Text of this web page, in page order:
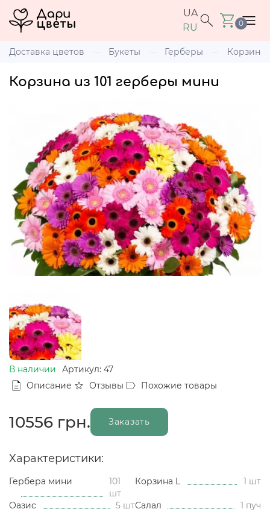
UA
RU
0
Доставка цветов Букеты Герберы Корзина
Корзина из 101 герберы мини
В наличии
Артикул: 47
Описание
Отзывы Похожие товары
10556 грн. Заказать
Характеристики:
Гербера мини
101
шт
Корзина L 1 шт
Оазис 5 штСалал 1 пуч